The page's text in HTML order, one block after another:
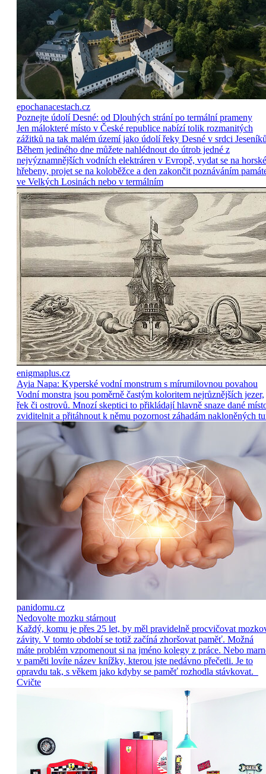
epochanacestach.cz
Poznejte údolí Desné: od Dlouhých strání po termální prameny
Jen málokteré místo v České republice nabízí tolik rozmanitých
zážitků na tak malém území jako údolí řeky Desné v srdci
Během jediného dne můžete nahlédnout do útrob jedné z
nejvýznamnějších vodních elektráren v Evropě, vydat se na horské
hřebeny, projet se na koloběžce a den zakončit poznáváním
ve Velkých Losinách nebo v termálním
enigmaplus.cz
Ayia Napa: Kyperské vodní monstrum s mírumilovnou povahou
Vodní monstra jsou poměrně častým koloritem nejrůznějších jezer,
řek či ostrovů. Mnozí skeptici to přikládají hlavně snaze dané
zviditelnit a přitáhnout k němu pozornost záhadám nakloněných
panidomu.cz
Nedovolte mozku stárnout
Každý, komu je přes 25 let, by měl pravidelně procvičovat
závity. V tomto období se totiž začíná zhoršovat paměť. Možná
máte problém vzpomenout si na jméno kolegy z práce. Nebo
v paměti lovíte název knížky, kterou jste nedávno přečetli. Je to
opravdu tak, s věkem jako kdyby se paměť rozhodla stávkovat.
Cvičte